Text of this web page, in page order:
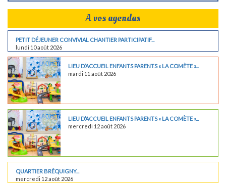
A vos agendas
PETIT DÉJEUNER CONVIVIAL CHANTIER PARTICIPATIF...
lundi 10 août 2026
LIEU D’ACCUEIL ENFANTS PARENTS « LA COMÈTE »...
mardi 11 août 2026
LIEU D’ACCUEIL ENFANTS PARENTS « LA COMÈTE »...
mercredi 12 août 2026
QUARTIER BRÉQUIGNY...
mercredi 12 août 2026